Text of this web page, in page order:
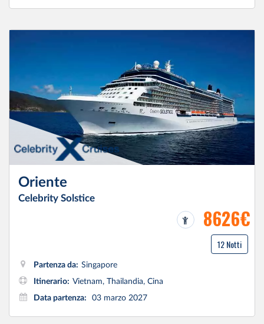
Oriente
Celebrity Solstice
8626€
12 Notti
Partenza da: Singapore
Itinerario: Vietnam, Thailandia, Cina
Data partenza:
03 marzo 2027